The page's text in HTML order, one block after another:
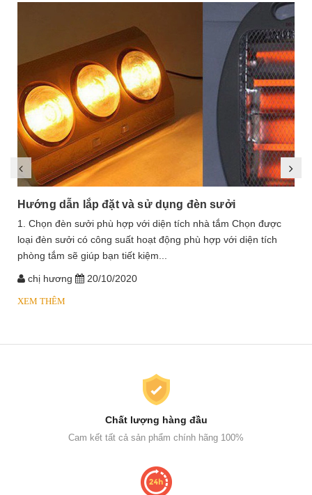
Hướng dẫn lắp đặt và sử dụng đèn sưởi
1. Chọn đèn sưởi phù hợp với diện tích nhà tắm Chọn được
loại đèn sưởi có công suất hoạt động phù hợp với diện tích
phòng tắm sẽ giúp bạn tiết kiệm...
chị hương 20/10/2020
XEM THÊM
Chất lượng hàng đầu
Cam kết tất cả sản phẩm chính hãng 100%